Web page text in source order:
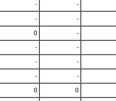
- -
- -
0 -
- -
- -
- -
0 0